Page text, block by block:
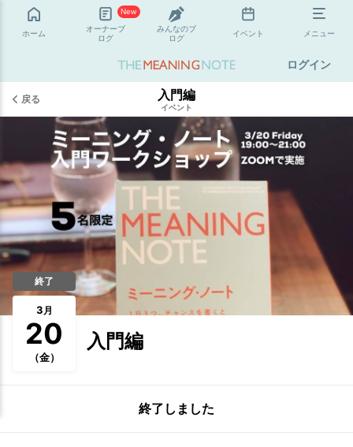
ホーム
New
オーナーブ
ログ
みんなのブ
ログ
イベント メニュー
ログイン
戻る 入門編
イベント
終了
3月
20
（金）
入門編
終了しました